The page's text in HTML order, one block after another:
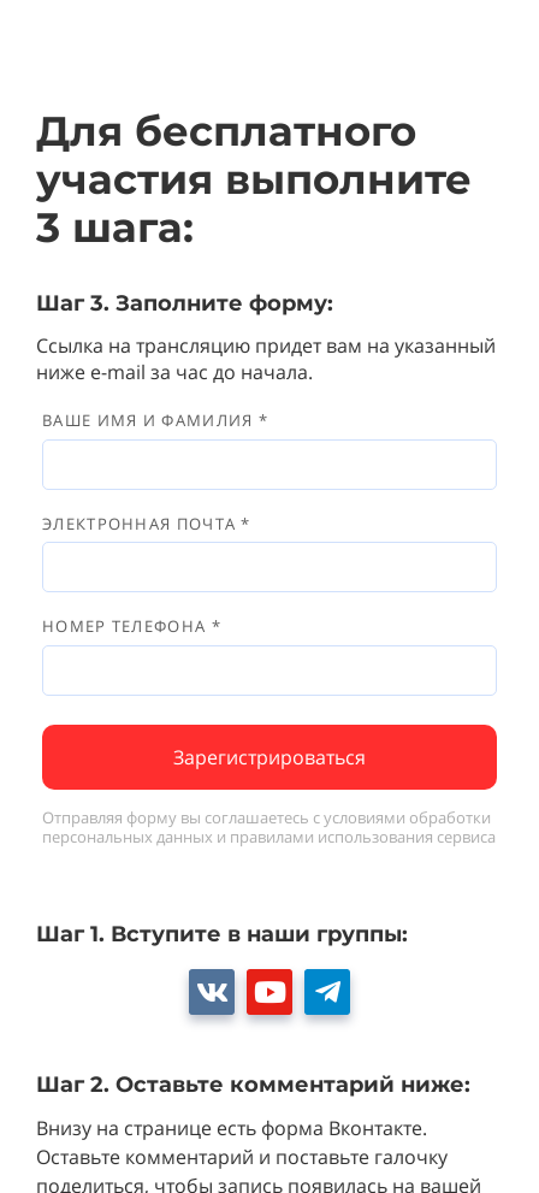
Для бесплатного
участия выполните
3 шага:
Шаг 3. Заполните форму:
Ссылка на трансляцию придет вам на указанный
ниже e-mail за час до начала.
ВАШЕ ИМЯ И ФАМИЛИЯ *
ЭЛЕКТРОННАЯ ПОЧТА *
НОМЕР ТЕЛЕФОНА *
Зарегистрироваться
Отправляя форму вы соглашаетесь сусловиями обработки
персональных данных и правилами использования сервиса
Шаг 1. Вступите в наши группы:
Шаг 2. Оставьте комментарий ниже:
Внизу на странице есть форма Вконтакте.
Оставьте комментарий и поставьте галочку
поделиться, чтобы запись появилась на вашей